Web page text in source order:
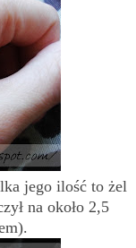
jego ilość to żel
na około 2,5